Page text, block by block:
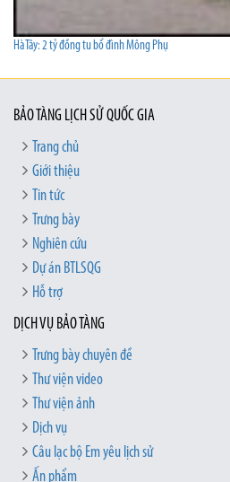
Hà Tây: 2 tỷ đồng tu bổ đình Mông Phụ
BẢO TÀNG LỊCH SỬ QUỐC GIA
Trang chủ
Giới thiệu
Tin tức
Trưng bày
Nghiên cứu
Dự án BTLSQG
Hỗ trợ
DỊCH VỤ BẢO TÀNG
Trưng bày chuyên đề
Thư viện video
Thư viện ảnh
Dịch vụ
Câu lạc bộ Em yêu lịch sử
Ấn phẩm